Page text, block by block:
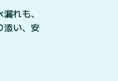
れも、
添い、安